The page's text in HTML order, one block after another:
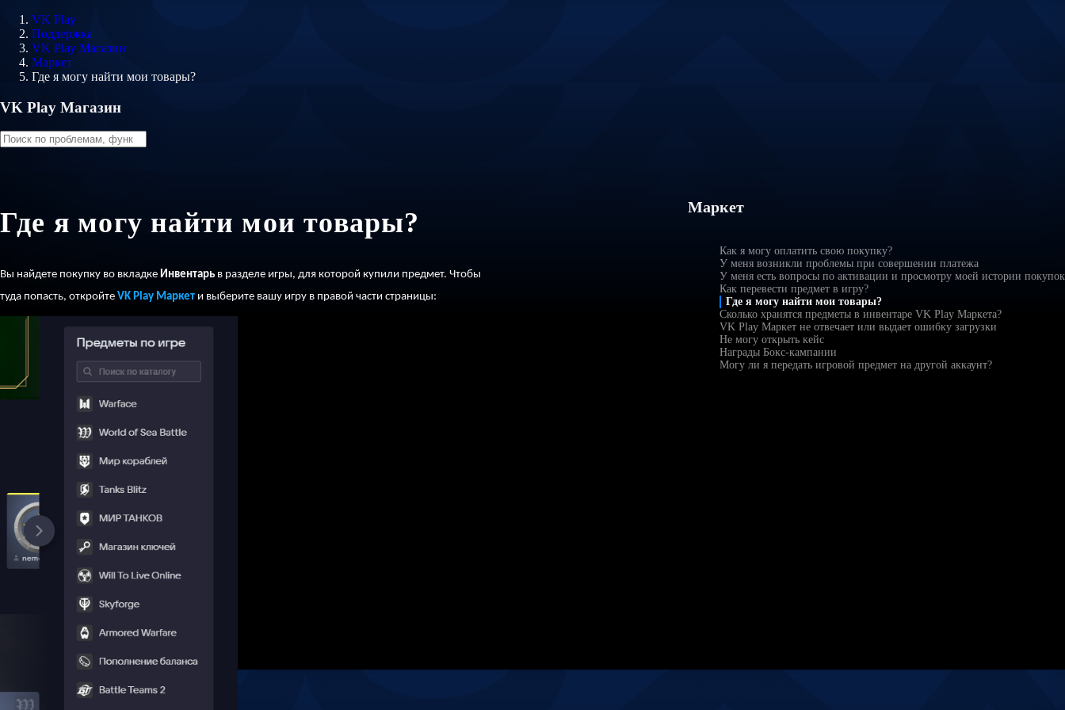
VK Play
Поддержка
VK Play Магазин
Маркет
Где я могу найти мои товары?
VK Play Магазин
Где я могу найти мои товары?
Вы найдете покупку во вкладке Инвентарь в разделе игры, для которой купили предмет. Чтобы
туда попасть, откройте VK Play Маркет и выберите вашу игру в правой части страницы:
Маркет
Как я могу оплатить свою покупку?
У меня возникли проблемы при совершении платежа
У меня есть вопросы по активации и просмотру моей истории покупок
Как перевести предмет в игру?
Где я могу найти мои товары?
Сколько хранятся предметы в инвентаре VK Play Маркета?
VK Play Маркет не отвечает или выдает ошибку загрузки
Не могу открыть кейс
Награды Бокс-кампании
Могу ли я передать игровой предмет на другой аккаунт?